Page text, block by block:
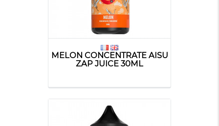
MELON CONCENTRATE AISU
ZAP JUICE 30ML